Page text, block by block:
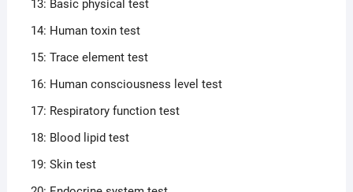
13: Basic physical test
14: Human toxin test
15: Trace element test
16: Human consciousness level test
17: Respiratory function test
18: Blood lipid test
19: Skin test